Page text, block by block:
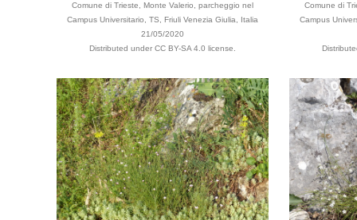
Comune di Trieste, Monte Valerio, parcheggio nel
Campus Universitario, TS, Friuli Venezia Giulia, Italia
21/05/2020
Distributed under CC BY-SA 4.0 license.
Comune di
Campus